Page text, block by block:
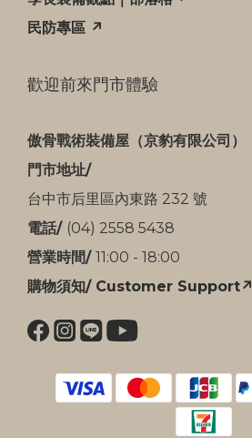
民防專區 ↗
歡迎前來門市體驗
傲骨戰術裝備屋（京豹有限公司）
門市地址/
台中市后里區內東路 232 號
電話/ (04) 2558 5438
營業時間/ 11:00 - 18:00
購物須知/ Customer Support↗